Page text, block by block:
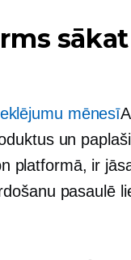
mēnesī
un
platformā, ir
pasaulē